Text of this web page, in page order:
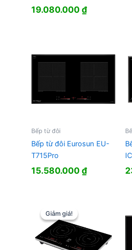
19.080.000₫
Bếp từ đôi
Bếp từ đôi Eurosun EU-
T715Pro
15.580.000₫
Giảm giá!
Giảm giá!